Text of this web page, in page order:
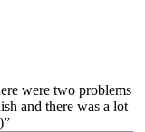
were two problems
and there was a lot